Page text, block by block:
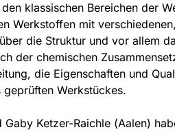
klassischen Bereichen der
Werkstoffen mit
die Struktur und vor allem
der chemischen
die Eigenschaften und
geprüften Werkstückes.
Ketzer-Raichle (Aalen)